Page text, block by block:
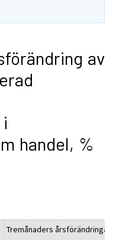
av
handel, %
Tremånaders årsförändringar,